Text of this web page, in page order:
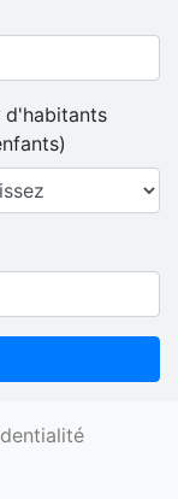
d'habitants